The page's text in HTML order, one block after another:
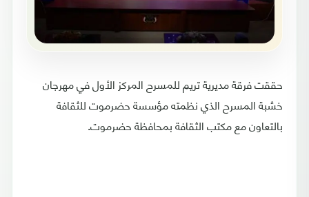
حققت فرقة مديرية تريم للمسرح المركز الأول في مهرجان
خشبة المسرح الذي نظمته مؤسسة حضرموت للثقافة
بالتعاون مع مكتب الثقافة بمحافظة حضرموت.